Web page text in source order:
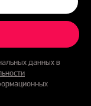
данных в